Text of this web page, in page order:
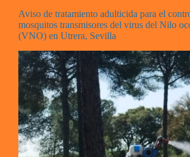
Aviso de tratamiento adulticida para el
mosquitos transmisores del virus del Nilo
(VNO) en Utrera, Sevilla